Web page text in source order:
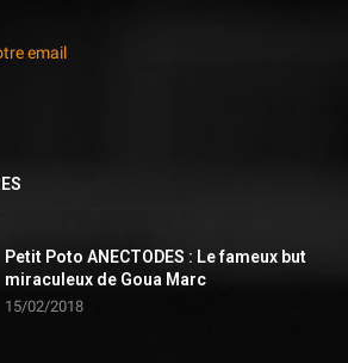
email
Petit Poto ANECTODES : Le fameux but
miraculeux de Goua Marc
15/02/2018